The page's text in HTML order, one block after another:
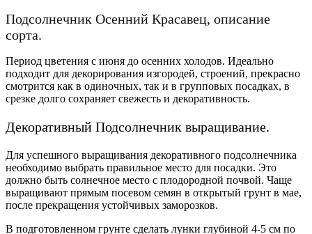
Подсолнечник Осенний Красавец, описание
сорта.
Период цветения с июня до осенних холодов. Идеально
подходит для декорирования изгородей, строений, прекрасно
смотрится как в одиночных, так и в групповых посадках, в
срезке долго сохраняет свежесть и декоративность.
Декоративный Подсолнечник выращивание.
Для успешного выращивания декоративного подсолнечника
необходимо выбрать правильное место для посадки. Это
должно быть солнечное место с плодородной почвой. Чаще
выращивают прямым посевом семян в открытый грунт в мае,
после прекращения устойчивых заморозков.
В подготовленном грунте сделать лунки глубиной 4-5 см по